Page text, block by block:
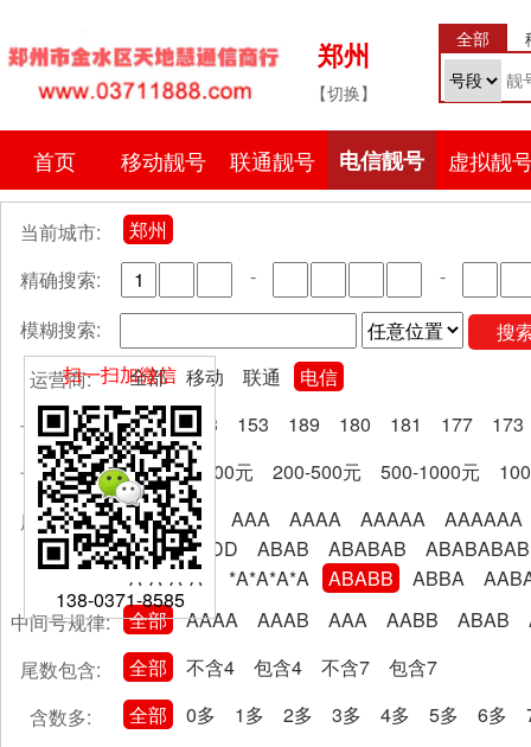
郑州
【切换】
全部
首页 移动靓号 联通靓号 电信靓号 虚拟靓
当前城市:
郑州
精确搜索:
-
-
模糊搜索:
搜
运营商:
全部 移动 联通
电信
号段分类:
全部 133 153 189 180 181 177
173
卡费区间:
全部 0-200元 200-500元 500-1000元
尾号规律:
全部 AA AAA AAAA AAAAA
AAAAAA
AABBCCDD
ABAB ABABAB
ABABABAB
A*A*A*A*
*A*A*A*A ABABB ABBA
中间号规律:
全部 AAAA AAAB AAA AABB ABAB
尾数包含:
全部 不含4 包含4 不含7
包含7
含数多:
全部 0多 1多 2多 3多 4多 5多 6多
扫一扫加微信
138-0371-8585